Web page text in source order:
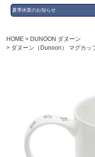
夏季休業のお知らせ
HOME
DUNOON ダヌーン
ダヌーン（Dunoon） マグカッ